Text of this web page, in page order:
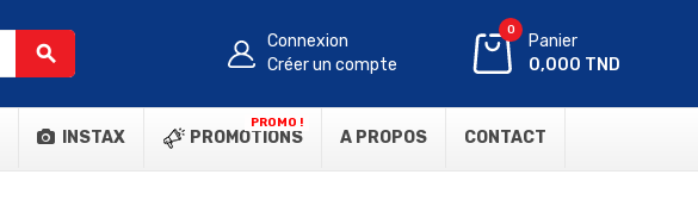
search
Connexion
Créer un compte
0
Panier
0,000 TND
INSTAX PROMOTIONS
PROMO !
A PROPOS CONTACT